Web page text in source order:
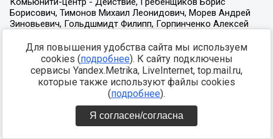
Для повышения удобства сайта мы используем
cookies (подробнее). К сайту подключены
сервисы Yandex.Metrika, LiveInternet, top.mail.ru,
которые также используют файлы cookies
(подробнее).
Я согласен/согласна